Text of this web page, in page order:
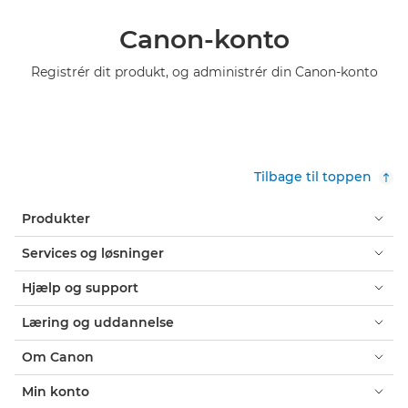
Canon-konto
Registrér dit produkt, og administrér din Canon-konto
Tilbage til toppen
Produkter
Services og løsninger
Hjælp og support
Læring og uddannelse
Om Canon
Min konto